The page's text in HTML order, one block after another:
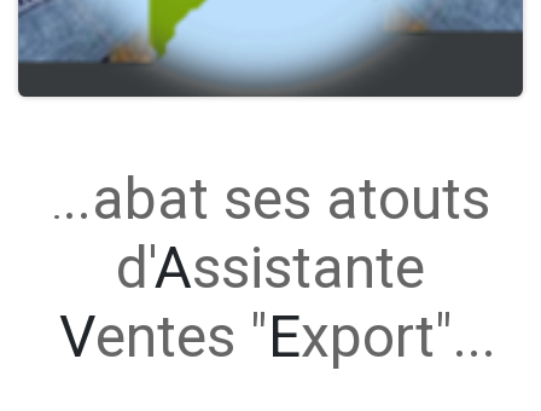
...abat ses atouts
d'Assistante
Ventes "Export"...